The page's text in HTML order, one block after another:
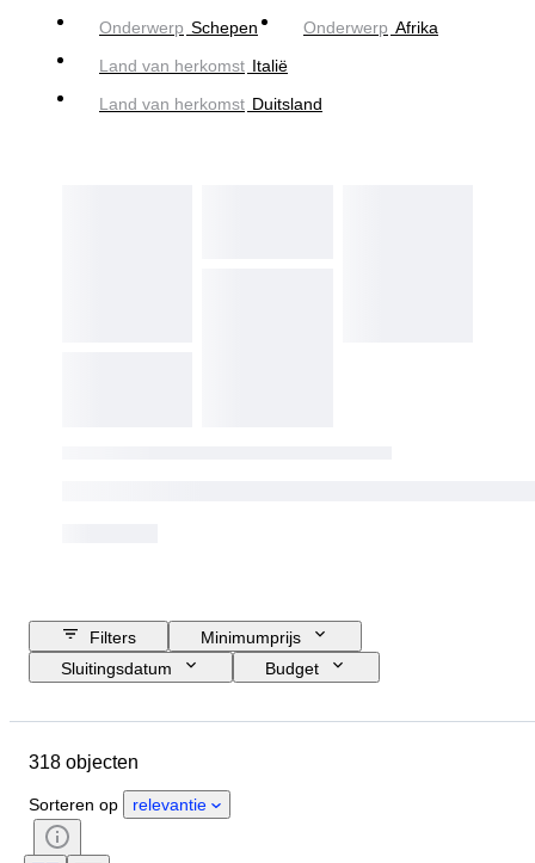
Onderwerp Schepen Onderwerp Afrika
Land van herkomst Italië
Land van herkomst Duitsland
Filters
Minimumprijs
Sluitingsdatum
Budget
Onderwerp
318 objecten
Sorteren op relevantie